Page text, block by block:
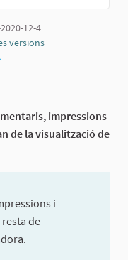
12-4
versions
impressions
de la visualització de
i
de